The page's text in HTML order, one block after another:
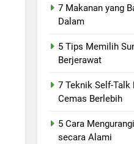
7 Makanan yang
Dalam
5 Tips Memilih
Berjerawat
7 Teknik Self-
Cemas Berlebih
5 Cara
secara Alami